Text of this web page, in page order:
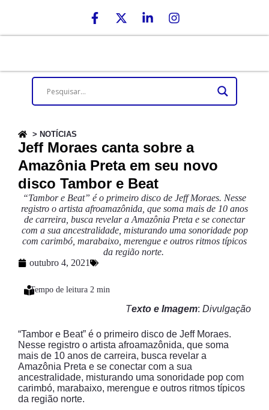
> NOTÍCIAS
Jeff Moraes canta sobre a
Amazônia Preta em seu novo
disco Tambor e Beat
“Tambor e Beat” é o primeiro disco de Jeff Moraes. Nesse
registro o artista afroamazônida, que soma mais de 10 anos
de carreira, busca revelar a Amazônia Preta e se conectar
com a sua ancestralidade, misturando uma sonoridade pop
com carimbó, marabaixo, merengue e outros ritmos típicos
da região norte.
outubro 4, 2021
Texto e Imagem: Divulgação
“Tambor e Beat” é o primeiro disco de Jeff Moraes.
Nesse registro o artista afroamazônida, que soma
mais de 10 anos de carreira, busca revelar a
Amazônia Preta e se conectar com a sua
ancestralidade, misturando uma sonoridade pop com
carimbó, marabaixo, merengue e outros ritmos típicos
da região norte.